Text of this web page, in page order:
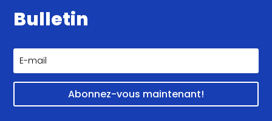
Bulletin
Abonnez-vous maintenant!